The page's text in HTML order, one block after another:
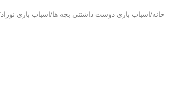
خانه اسباب بازی دوست داشتنی بچه ها اسباب بازی نوزاد